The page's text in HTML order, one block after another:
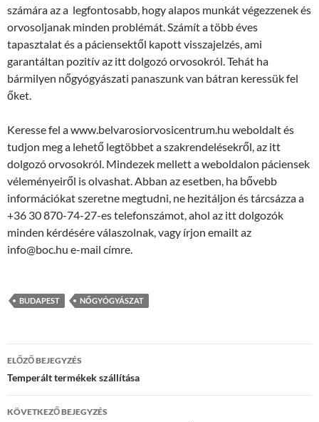
számára az a legfontosabb, hogy alapos munkát végezzenek és
orvosoljanak minden problémát. Számít a több éves
tapasztalat és a páciensektől kapott visszajelzés, ami
garantáltan pozitív az itt dolgozó orvosokról. Tehát ha
bármilyen nőgyógyászati panaszunk van bátran keressük fel
őket.
Keresse fel a www.belvarosiorvosicentrum.hu weboldalt és
tudjon meg a lehető legtöbbet a szakrendelésekről, az itt
dolgozó orvosokról. Mindezek mellett a weboldalon páciensek
véleményeiről is olvashat. Abban az esetben, ha bővebb
információkat szeretne megtudni, ne hezitáljon és tárcsázza a
+36 30 870-74-27-es telefonszámot, ahol az itt dolgozók
minden kérdésére válaszolnak, vagy írjon emailt az
info@boc.hu e-mail címre.
BUDAPEST NŐGYÓGYÁSZAT
Bejegyzések
navigációja
ELŐZŐ BEJEGYZÉS
Temperált termékek szállítása
KÖVETKEZŐ BEJEGYZÉS